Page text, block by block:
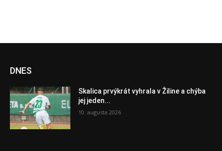
DNES
Skalica prvýkrát vyhrala v Žiline a chýba
jej jeden...
10. augusta 2026